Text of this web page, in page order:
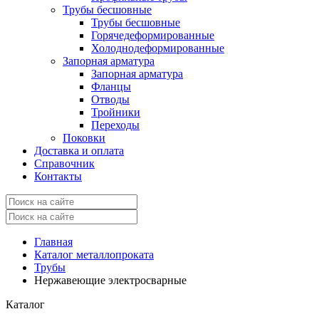
Трубы бесшовные
Трубы бесшовные
Горячедеформированные
Холоднодеформированные
Запорная арматура
Запорная арматура
Фланцы
Отводы
Тройники
Переходы
Поковки
Доставка и оплата
Справочник
Контакты
Главная
Каталог металлопроката
Трубы
Нержавеющие электросварные
Каталог